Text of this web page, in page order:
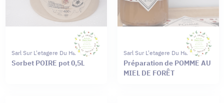
Sarl Sur L'etagere Du Haut
Sorbet POIRE pot 0,5L
Sarl Sur L'etagere Du Haut
Préparation de POMME AU
MIEL DE FORÊT